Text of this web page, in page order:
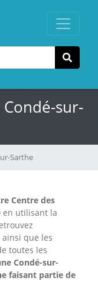
sur-
Sarthe
Centre des
en utilisant la
que les
toutes les
Condé-sur-
faisant partie de